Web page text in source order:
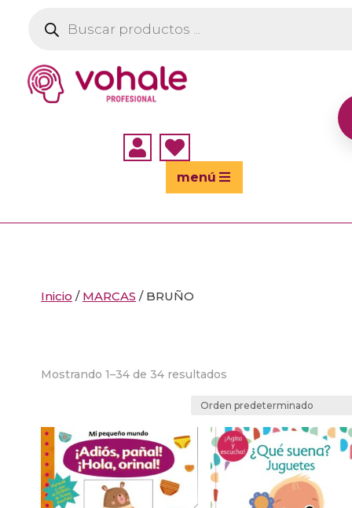
productos
 
menú
Inicio / MARCAS / BRUÑO
Mostrando 1–34 de 34 resultados